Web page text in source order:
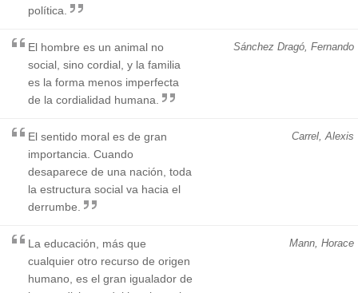
política.
Sánchez Dragó, Fernando
El hombre es un animal no
social, sino cordial, y la familia
es la forma menos imperfecta
de la cordialidad humana.
Carrel, Alexis
El sentido moral es de gran
importancia. Cuando
desaparece de una nación, toda
la estructura social va hacia el
derrumbe.
Mann, Horace
La educación, más que
cualquier otro recurso de origen
humano, es el gran igualador de